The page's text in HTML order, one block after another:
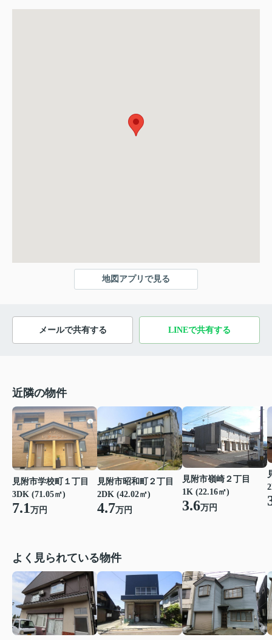
地図アプリで見る
メールで共有する LINEで共有する
近隣の物件
見附市学校町１丁目
3DK (71.05㎡)
7.1万円
見附市昭和町２丁目
2DK (42.02㎡)
4.7万円
見附市嶺崎２丁目
1K (22.16㎡)
3.6万円
よく見られている物件